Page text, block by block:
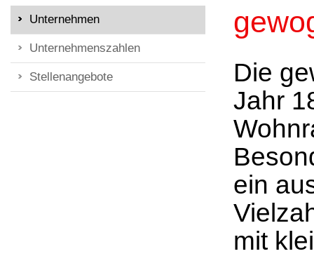
Unternehmen
Unternehmenszahlen
Stellenangebote
Die
Jahr
ein
mit